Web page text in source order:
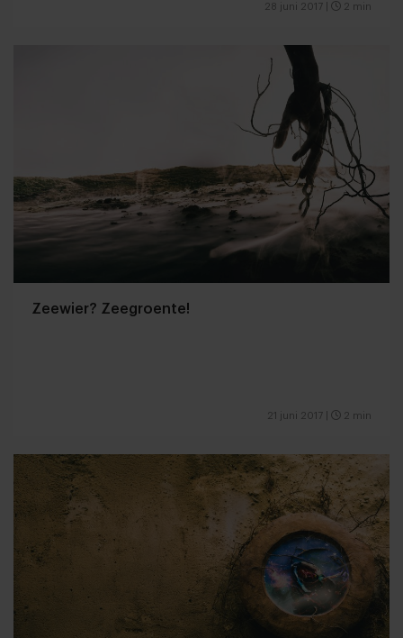
28 juni 2017 2 min
Zeewier? Zeegroente!
21 juni 2017 2 min